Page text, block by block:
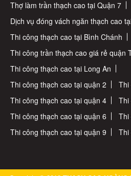
Thợ làm trần thạch cao tại Quận 7
Dịch vụ đóng vách ngăn thạch cao
Thi công thạch cao tại Bình Chánh
Thi công trần thạch cao giá rẻ quận
Thi công thạch cao tại Long An
Thi công thạch cao tại quận 2
Thi
Thi công thạch cao tại quận 4
Thi
Thi công thạch cao tại quận 6
Thi
Thi công thạch cao tại quận 9
Thi